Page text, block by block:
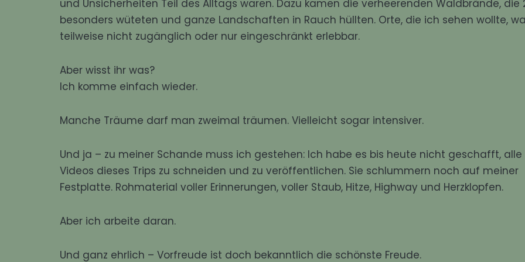
und Unsicherheiten Teil des Alltags waren. Dazu kamen die verheerenden Waldbrände, die
besonders wüteten und ganze Landschaften in Rauch hüllten. Orte, die ich sehen wollte,
teilweise nicht zugänglich oder nur eingeschränkt erlebbar.
Aber wisst ihr was?
Ich komme einfach wieder.
Manche Träume darf man zweimal träumen. Vielleicht sogar intensiver.
Und ja – zu meiner Schande muss ich gestehen: Ich habe es bis heute nicht geschafft, alle
Videos dieses Trips zu schneiden und zu veröffentlichen. Sie schlummern noch auf meiner
Festplatte. Rohmaterial voller Erinnerungen, voller Staub, Hitze, Highway und Herzklopfen.
Aber ich arbeite daran.
Und ganz ehrlich – Vorfreude ist doch bekanntlich die schönste Freude.